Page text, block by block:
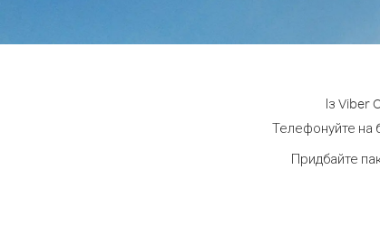
Із Viber
Телефонуйте на
Придбайте